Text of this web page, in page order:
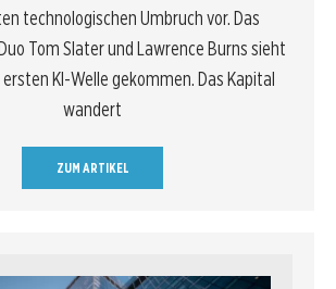
technologischen Umbruch vor. Das
Tom Slater und Lawrence Burns sieht
KI-Welle gekommen. Das Kapital
wandert
ZUM ARTIKEL